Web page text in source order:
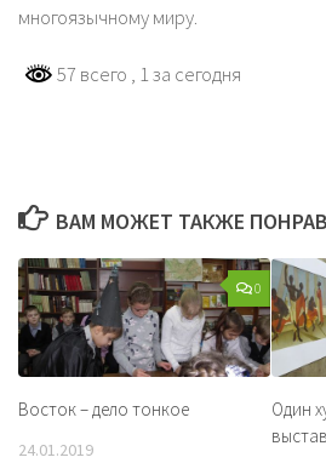
многоязычному миру.
57 всего , 1 за сегодня
ВАМ МОЖЕТ ТАКЖЕ
0
Восток – дело тонкое
24.01.2019
Один